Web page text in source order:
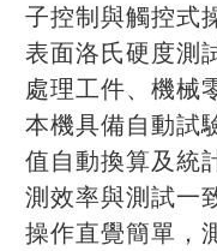
子控制與觸控式
表面洛氏硬度測
處理工件、機械
本機具備自動試
值自動換算及統
測效率與測試一
操作直覺簡單，